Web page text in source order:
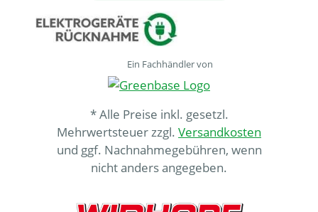
Ein Fachhändler von
* Alle Preise inkl. gesetzl.
Mehrwertsteuer zzgl. Versandkosten
und ggf. Nachnahmegebühren, wenn
nicht anders angegeben.